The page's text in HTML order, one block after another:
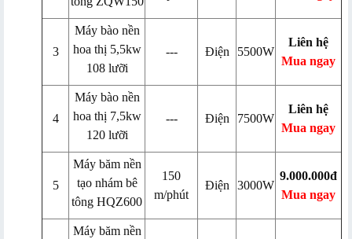
3
Máy bào nền
hoa t​hị 5,5kw
108 lưỡi
--- Điện 5500W
Liên hệ
Mua ngay
4
Máy bào nền
hoa thị 7,5kw
120 lưỡi
--- Điện 7500W
Liên hệ
Mua ngay
5
Máy băm nền
tạo nhám bê
tông HQZ600
150
m/phút
Điện 3000W
9.000.000đ
Mua ngay
Máy băm nền